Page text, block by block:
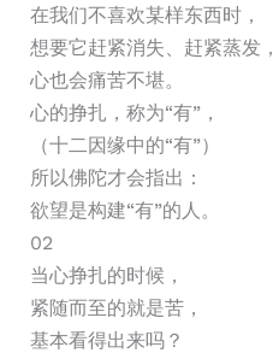
在我们不喜欢某样东西时，
想要它赶紧消失、赶紧蒸发，
心也会痛苦不堪。
心的挣扎，称为“有”，
（十二因缘中的“有”）
所以佛陀才会指出：
欲望是构建“有”的人。
02
当心挣扎的时候，
紧随而至的就是苦，
基本看得出来吗？